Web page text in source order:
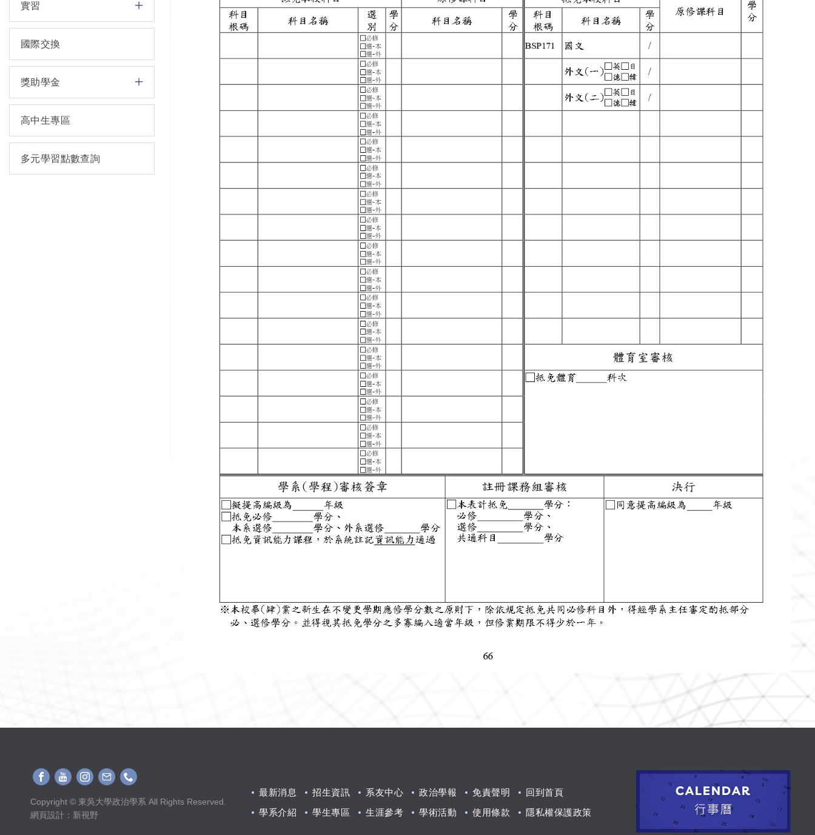
實習
國際交換
獎助學金
高中生專區
多元學習點數查詢
Copyright © 東吳大學政治學系 All Rights Reserved.
網頁設計 ：新視野
最新消息
學系介紹
招生資訊
學生專區
系友中心
生涯參考
政治學報
學術活動
免責聲明
使用條款
回到首頁
隱私權保護政策